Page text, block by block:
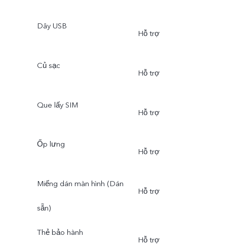
Dây USB
Hỗ trợ
Củ sạc
Hỗ trợ
Que lấy SIM
Hỗ trợ
Ốp lưng
Hỗ trợ
Miếng dán màn hình (Dán
sẵn)
Hỗ trợ
Thẻ bảo hành
Hỗ trợ